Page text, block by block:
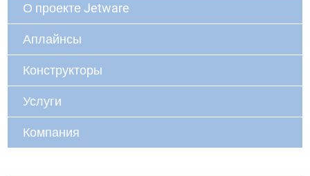
О проекте Jetware
Аплайнсы
Конструкторы
Услуги
Компания